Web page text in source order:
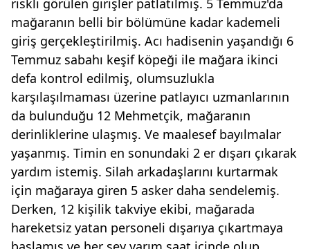
riskli görülen girişler patlatılmış. 5 Temmuz'da
mağaranın belli bir bölümüne kadar kademeli
giriş gerçekleştirilmiş. Acı hadisenin yaşandığı 6
Temmuz sabahı keşif köpeği ile mağara ikinci
defa kontrol edilmiş, olumsuzlukla
karşılaşılmaması üzerine patlayıcı uzmanlarının
da bulunduğu 12 Mehmetçik, mağaranın
derinliklerine ulaşmış. Ve maalesef bayılmalar
yaşanmış. Timin en sonundaki 2 er dışarı çıkarak
yardım istemiş. Silah arkadaşlarını kurtarmak
için mağaraya giren 5 asker daha sendelemiş.
Derken, 12 kişilik takviye ekibi, mağarada
hareketsiz yatan personeli dışarıya çıkartmaya